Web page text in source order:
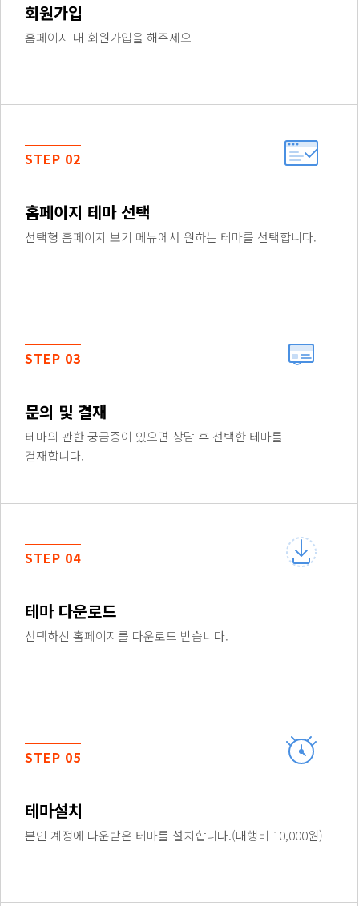
회원가입
홈페이지 내 회원가입을 해주세요
STEP 02
홈페이지 테마 선택
선택형 홈페이지 보기 메뉴에서 원하는 테마를 선택합니다.
STEP 03
문의 및 결재
테마의 관한 궁금증이 있으면 상담 후 선택한 테마를
결재합니다.
STEP 04
테마 다운로드
선택하신 홈페이지를 다운로드 받습니다.
STEP 05
테마설치
본인 계정에 다운받은 테마를 설치합니다.(대행비 10,000원)